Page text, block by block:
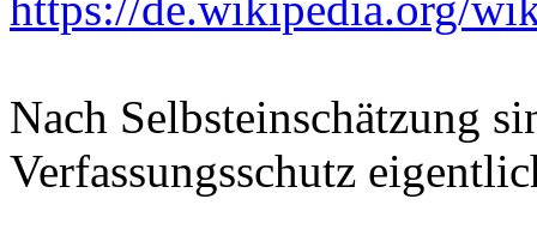
Nach Selbsteinschätzung
Verfassungsschutz